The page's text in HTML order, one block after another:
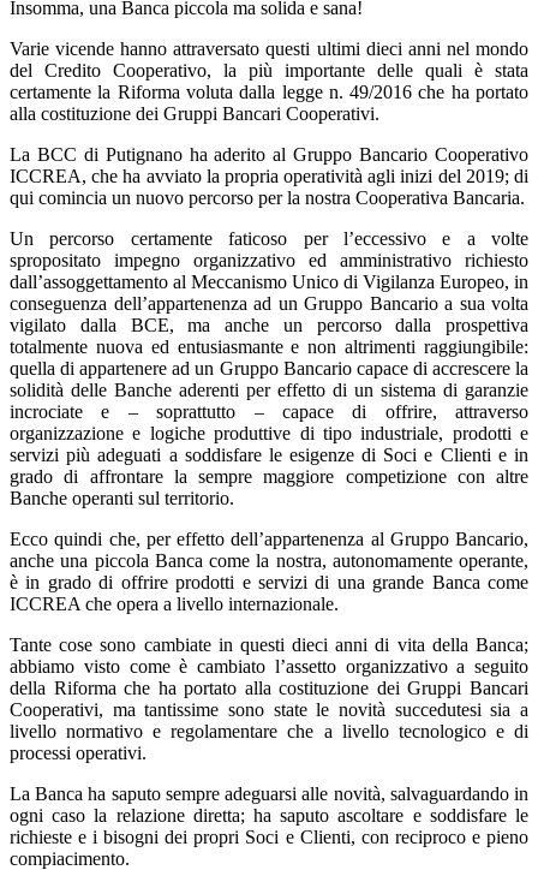
Insomma, una Banca piccola ma solida e sana!
Varie vicende hanno attraversato questi ultimi dieci anni nel mondo
del Credito Cooperativo, la più importante delle quali è stata
certamente la Riforma voluta dalla legge n. 49/2016 che ha portato
alla costituzione dei Gruppi Bancari Cooperativi.
La BCC di Putignano ha aderito al Gruppo Bancario Cooperativo
ICCREA, che ha avviato la propria operatività agli inizi del 2019; di
qui comincia un nuovo percorso per la nostra Cooperativa Bancaria.
Un percorso certamente faticoso per l’eccessivo e a volte
spropositato impegno organizzativo ed amministrativo richiesto
dall’assoggettamento al Meccanismo Unico di Vigilanza Europeo, in
conseguenza dell’appartenenza ad un Gruppo Bancario a sua volta
vigilato dalla BCE, ma anche un percorso dalla prospettiva
totalmente nuova ed entusiasmante e non altrimenti raggiungibile:
quella di appartenere ad un Gruppo Bancario capace di accrescere la
solidità delle Banche aderenti per effetto di un sistema di garanzie
incrociate e – soprattutto – capace di offrire, attraverso
organizzazione e logiche produttive di tipo industriale, prodotti e
servizi più adeguati a soddisfare le esigenze di Soci e Clienti e in
grado di affrontare la sempre maggiore competizione con altre
Banche operanti sul territorio.
Ecco quindi che, per effetto dell’appartenenza al Gruppo Bancario,
anche una piccola Banca come la nostra, autonomamente operante,
è in grado di offrire prodotti e servizi di una grande Banca come
ICCREA che opera a livello internazionale.
Tante cose sono cambiate in questi dieci anni di vita della Banca;
abbiamo visto come è cambiato l’assetto organizzativo a seguito
della Riforma che ha portato alla costituzione dei Gruppi Bancari
Cooperativi, ma tantissime sono state le novità succedutesi sia a
livello normativo e regolamentare che a livello tecnologico e di
processi operativi.
La Banca ha saputo sempre adeguarsi alle novità, salvaguardando in
ogni caso la relazione diretta; ha saputo ascoltare e soddisfare le
richieste e i bisogni dei propri Soci e Clienti, con reciproco e pieno
compiacimento.